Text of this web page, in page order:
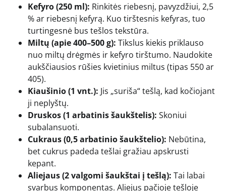
Kefyro (250 ml): Rinkitės riebesnį, pavyzdžiui, 2,5
% ar riebesnį kefyrą. Kuo tirštesnis kefyras, tuo
turtingesnė bus tešlos tekstūra.
Miltų (apie 400–500 g): Tikslus kiekis priklauso
nuo miltų drėgmės ir kefyro tirštumo. Naudokite
aukščiausios rūšies kvietinius miltus (tipas 550 ar
405).
Kiaušinio (1 vnt.): Jis „suriša“ tešlą, kad kočiojant
ji neplyštų.
Druskos (1 arbatinis šaukštelis): Skoniui
subalansuoti.
Cukraus (0,5 arbatinio šaukštelio): Nebūtina,
bet cukrus padeda tešlai gražiau apskrusti
kepant.
Aliejaus (2 valgomi šaukštai į tešlą): Tai labai
svarbus komponentas. Aliejus pačioje tešloje